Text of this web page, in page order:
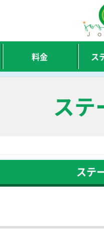
料金 ス
ステ
ステ